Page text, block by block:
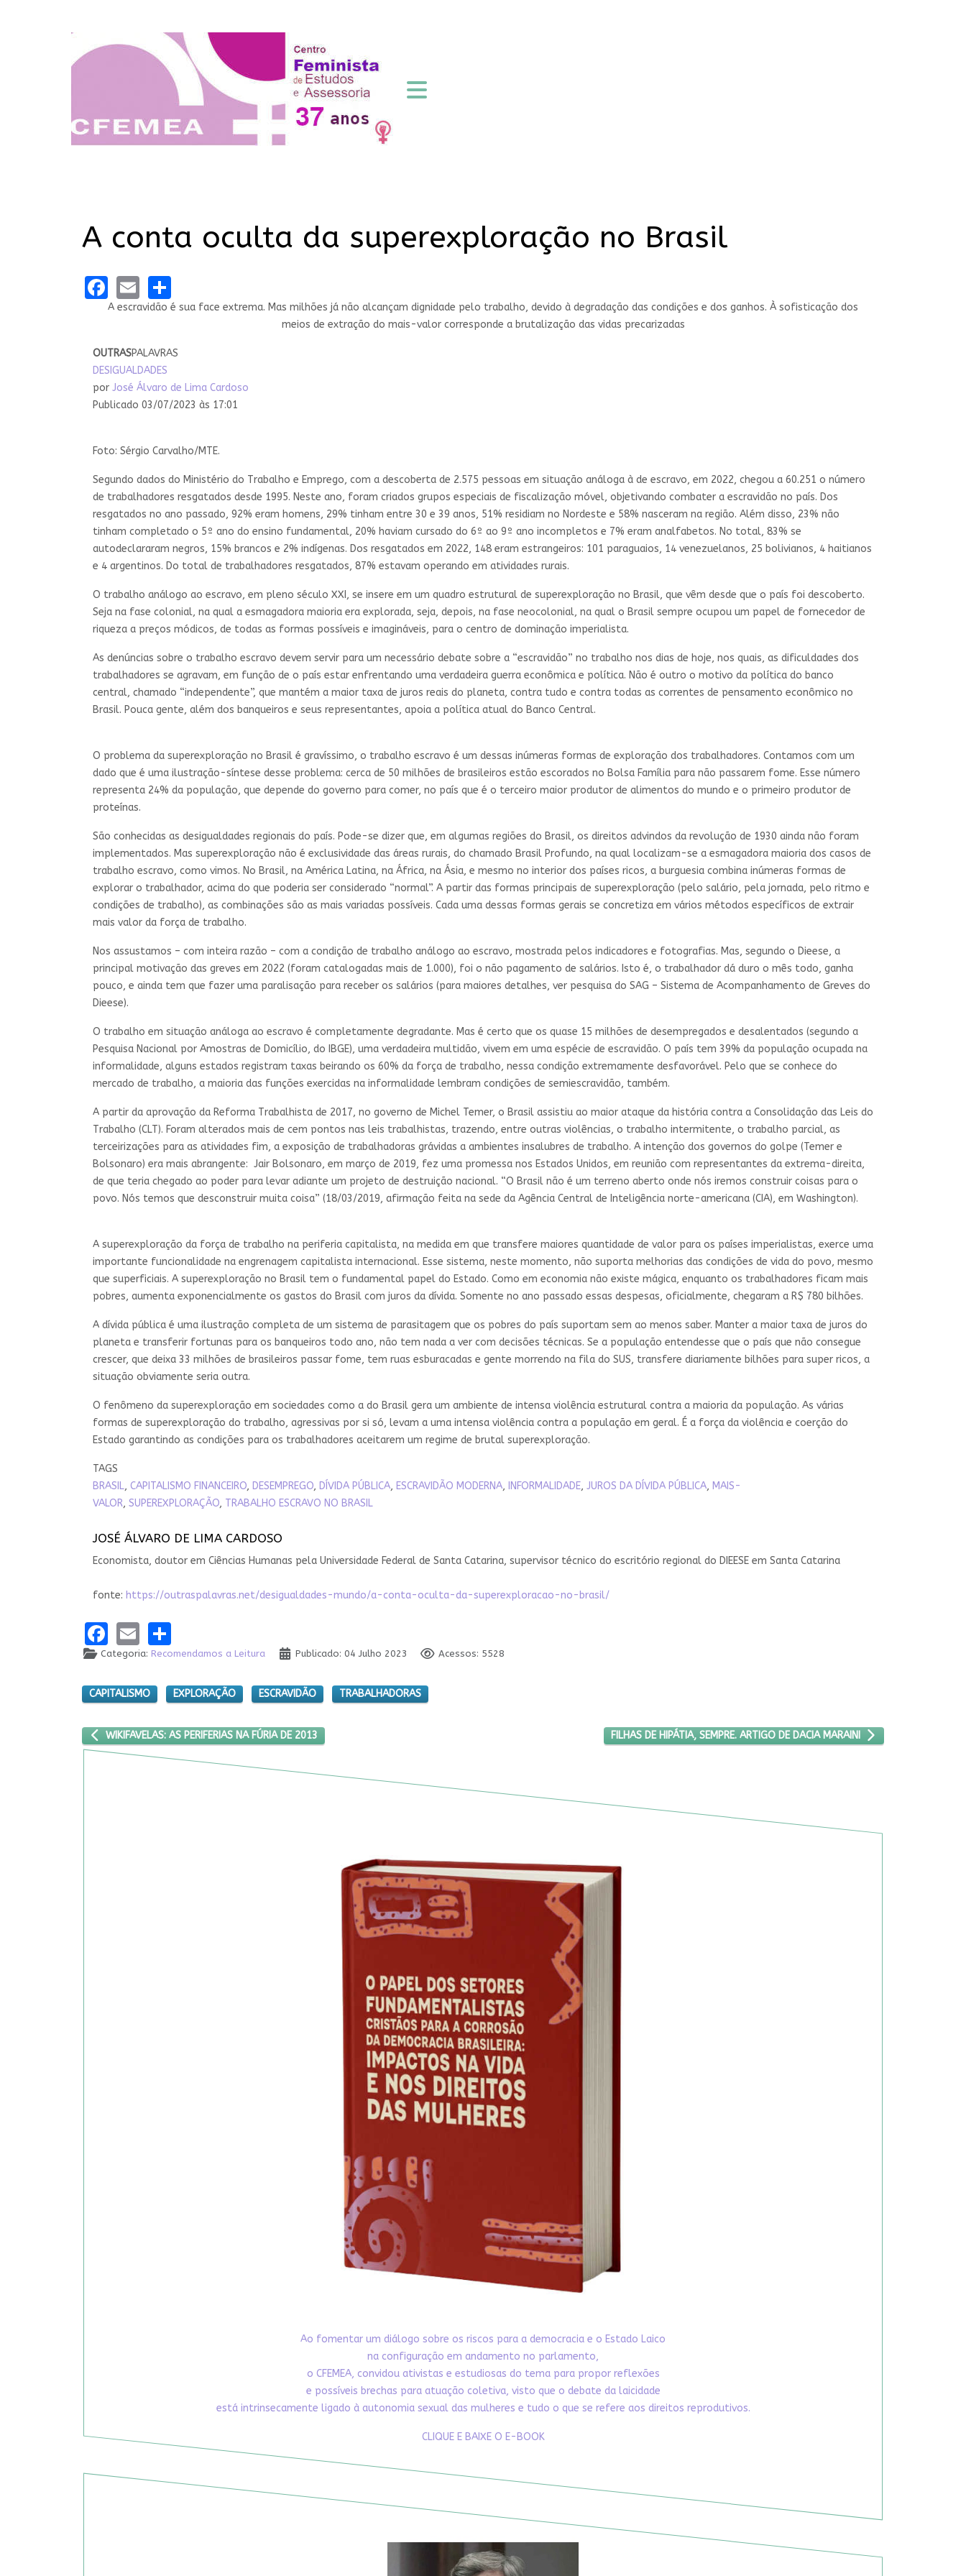
A conta oculta da superexploração no Brasil
Facebook
Email
A escravidão é sua face extrema. Mas milhões já não alcançam dignidade pelo trabalho, devido à degradação das condições e dos ganhos. À sofisticação dos
meios de extração do mais-valor corresponde a brutalização das vidas precarizadas
OUTRASPALAVRAS
DESIGUALDADES
por José Álvaro de Lima Cardoso
Publicado 03/07/2023 às 17:01
Foto: Sérgio Carvalho/MTE.
Segundo dados do Ministério do Trabalho e Emprego, com a descoberta de 2.575 pessoas em situação análoga à de escravo, em 2022, chegou a 60.251 o número
de trabalhadores resgatados desde 1995. Neste ano, foram criados grupos especiais de fiscalização móvel, objetivando combater a escravidão no país. Dos
resgatados no ano passado, 92% eram homens, 29% tinham entre 30 e 39 anos, 51% residiam no Nordeste e 58% nasceram na região. Além disso, 23% não
tinham completado o 5º ano do ensino fundamental, 20% haviam cursado do 6º ao 9º ano incompletos e 7% eram analfabetos. No total, 83% se
autodeclararam negros, 15% brancos e 2% indígenas. Dos resgatados em 2022, 148 eram estrangeiros: 101 paraguaios, 14 venezuelanos, 25 bolivianos, 4 haitianos
e 4 argentinos. Do total de trabalhadores resgatados, 87% estavam operando em atividades rurais.
O trabalho análogo ao escravo, em pleno século XXI, se insere em um quadro estrutural de superexploração no Brasil, que vêm desde que o país foi descoberto.
Seja na fase colonial, na qual a esmagadora maioria era explorada, seja, depois, na fase neocolonial, na qual o Brasil sempre ocupou um papel de fornecedor de
riqueza a preços módicos, de todas as formas possíveis e imagináveis, para o centro de dominação imperialista.
As denúncias sobre o trabalho escravo devem servir para um necessário debate sobre a “escravidão” no trabalho nos dias de hoje, nos quais, as dificuldades dos
trabalhadores se agravam, em função de o país estar enfrentando uma verdadeira guerra econômica e política. Não é outro o motivo da política do banco
central, chamado “independente”, que mantém a maior taxa de juros reais do planeta, contra tudo e contra todas as correntes de pensamento econômico no
Brasil. Pouca gente, além dos banqueiros e seus representantes, apoia a política atual do Banco Central.
O problema da superexploração no Brasil é gravíssimo, o trabalho escravo é um dessas inúmeras formas de exploração dos trabalhadores. Contamos com um
dado que é uma ilustração-síntese desse problema: cerca de 50 milhões de brasileiros estão escorados no Bolsa Família para não passarem fome. Esse número
representa 24% da população, que depende do governo para comer, no país que é o terceiro maior produtor de alimentos do mundo e o primeiro produtor de
proteínas.
São conhecidas as desigualdades regionais do país. Pode-se dizer que, em algumas regiões do Brasil, os direitos advindos da revolução de 1930 ainda não foram
implementados. Mas superexploração não é exclusividade das áreas rurais, do chamado Brasil Profundo, na qual localizam-se a esmagadora maioria dos casos de
trabalho escravo, como vimos. No Brasil, na América Latina, na África, na Ásia, e mesmo no interior dos países ricos, a burguesia combina inúmeras formas de
explorar o trabalhador, acima do que poderia ser considerado “normal”. A partir das formas principais de superexploração (pelo salário, pela jornada, pelo ritmo e
condições de trabalho), as combinações são as mais variadas possíveis. Cada uma dessas formas gerais se concretiza em vários métodos específicos de extrair
mais valor da força de trabalho.
Nos assustamos – com inteira razão – com a condição de trabalho análogo ao escravo, mostrada pelos indicadores e fotografias. Mas, segundo o Dieese, a
principal motivação das greves em 2022 (foram catalogadas mais de 1.000), foi o não pagamento de salários. Isto é, o trabalhador dá duro o mês todo, ganha
pouco, e ainda tem que fazer uma paralisação para receber os salários (para maiores detalhes, ver pesquisa do SAG – Sistema de Acompanhamento de Greves do
Dieese).
O trabalho em situação análoga ao escravo é completamente degradante. Mas é certo que os quase 15 milhões de desempregados e desalentados (segundo a
Pesquisa Nacional por Amostras de Domicílio, do IBGE), uma verdadeira multidão, vivem em uma espécie de escravidão. O país tem 39% da população ocupada na
informalidade, alguns estados registram taxas beirando os 60% da força de trabalho, nessa condição extremamente desfavorável. Pelo que se conhece do
mercado de trabalho, a maioria das funções exercidas na informalidade lembram condições de semiescravidão, também.
A partir da aprovação da Reforma Trabalhista de 2017, no governo de Michel Temer, o Brasil assistiu ao maior ataque da história contra a Consolidação das Leis do
Trabalho (CLT). Foram alterados mais de cem pontos nas leis trabalhistas, trazendo, entre outras violências, o trabalho intermitente, o trabalho parcial, as
terceirizações para as atividades fim, a exposição de trabalhadoras grávidas a ambientes insalubres de trabalho. A intenção dos governos do golpe (Temer e
Bolsonaro) era mais abrangente: Jair Bolsonaro, em março de 2019, fez uma promessa nos Estados Unidos, em reunião com representantes da extrema-direita,
de que teria chegado ao poder para levar adiante um projeto de destruição nacional. “O Brasil não é um terreno aberto onde nós iremos construir coisas para o
povo. Nós temos que desconstruir muita coisa” (18/03/2019, afirmação feita na sede da Agência Central de Inteligência norte-americana (CIA), em Washington).
A superexploração da força de trabalho na periferia capitalista, na medida em que transfere maiores quantidade de valor para os países imperialistas, exerce uma
importante funcionalidade na engrenagem capitalista internacional. Esse sistema, neste momento, não suporta melhorias das condições de vida do povo, mesmo
que superficiais. A superexploração no Brasil tem o fundamental papel do Estado. Como em economia não existe mágica, enquanto os trabalhadores ficam mais
pobres, aumenta exponencialmente os gastos do Brasil com juros da dívida. Somente no ano passado essas despesas, oficialmente, chegaram a R$ 780 bilhões.
A dívida pública é uma ilustração completa de um sistema de parasitagem que os pobres do país suportam sem ao menos saber. Manter a maior taxa de juros do
planeta e transferir fortunas para os banqueiros todo ano, não tem nada a ver com decisões técnicas. Se a população entendesse que o país que não consegue
crescer, que deixa 33 milhões de brasileiros passar fome, tem ruas esburacadas e gente morrendo na fila do SUS, transfere diariamente bilhões para super ricos, a
situação obviamente seria outra.
O fenômeno da superexploração em sociedades como a do Brasil gera um ambiente de intensa violência estrutural contra a maioria da população. As várias
formas de superexploração do trabalho, agressivas por si só, levam a uma intensa violência contra a população em geral. É a força da violência e coerção do
Estado garantindo as condições para os trabalhadores aceitarem um regime de brutal superexploração.
TAGS
BRASIL, CAPITALISMO FINANCEIRO, DESEMPREGO, DÍVIDA PÚBLICA, ESCRAVIDÃO MODERNA, INFORMALIDADE, JUROS DA DÍVIDA PÚBLICA, MAIS-
VALOR, SUPEREXPLORAÇÃO, TRABALHO ESCRAVO NO BRASIL
JOSÉ ÁLVARO DE LIMA CARDOSO
Economista, doutor em Ciências Humanas pela Universidade Federal de Santa Catarina, supervisor técnico do escritório regional do DIEESE em Santa Catarina
fonte: https://outraspalavras.net/desigualdades-mundo/a-conta-oculta-da-superexploracao-no-brasil/
Facebook
Email
Categoria: Recomendamos a Leitura Publicado: 04 Julho 2023 Acessos: 5528
CAPITALISMO EXPLORAÇÃO ESCRAVIDÃO TRABALHADORAS
ARTIGO ANTERIOR: WIKIFAVELAS: AS PERIFERIAS NA FÚRIA DE 2013
WIKIFAVELAS: AS PERIFERIAS NA FÚRIA DE 2013 PRÓXIMO ARTIGO: FILHAS DE HIPÁTIA, SEMPRE. ARTIGO DE DACIA MARAINI
FILHAS DE HIPÁTIA, SEMPRE. ARTIGO DE DACIA MARAINI
Ao fomentar um diálogo sobre os riscos para a democracia e o Estado Laico
na configuração em andamento no parlamento,
o CFEMEA, convidou ativistas e estudiosas do tema para propor reflexões
e possíveis brechas para atuação coletiva, visto que o debate da laicidade
está intrinsecamente ligado à autonomia sexual das mulheres e tudo o que se refere aos direitos reprodutivos.
CLIQUE E BAIXE O E-BOOK